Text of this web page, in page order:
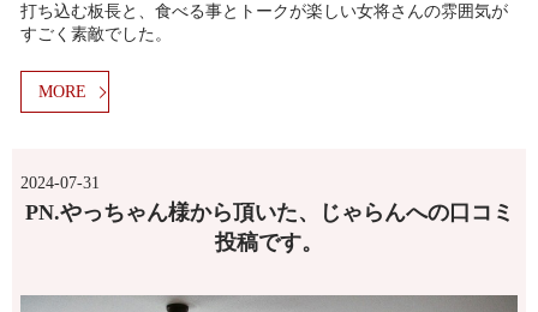
打ち込む板長と、食べる事とトークが楽しい女将さんの雰囲気が
すごく素敵でした。
MORE
2024-07-31
PN.やっちゃん様から頂いた、じゃらんへの口コミ
投稿です。